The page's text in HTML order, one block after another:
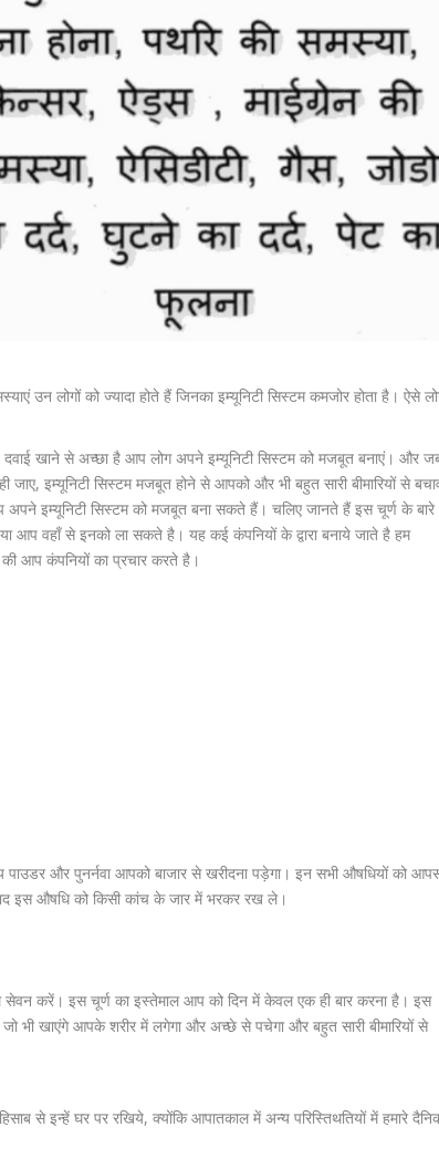
उन लोगों को ज्यादा होते हैं जिनका इम्यूनिटी सिस्टम कमजोर होता है। ऐसे
खाने से अच्छा है आप लोग अपने इम्यूनिटी सिस्टम को मजबूत बनाएं। और
जाए, इम्यूनिटी सिस्टम मजबूत होने से आपको और भी बहुत सारी बीमारियों से
इम्यूनिटी सिस्टम को मजबूत बना सकते हैं। चलिए जानते हैं इस चूर्ण के बारे
आप वहाँ से इनको ला सकते है। यह कई कंपनियों के द्वारा बनाये जाते है हम
आप कंपनियों का प्रचार करते है।
और पुनर्नवा आपको बाजार से खरीदना पड़ेगा। इन सभी औषधियों को
इस औषधि को किसी कांच के जार में भरकर रख ले।
करें। इस चूर्ण का इस्तेमाल आप को दिन में केवल एक ही बार करना है। इस
भी खाएंगे आपके शरीर में लगेगा और अच्छे से पचेगा और बहुत सारी बीमारियों से
से इन्हें घर पर रखिये, क्योंकि आपातकाल में अन्य परिस्तिथतियों में हमारे